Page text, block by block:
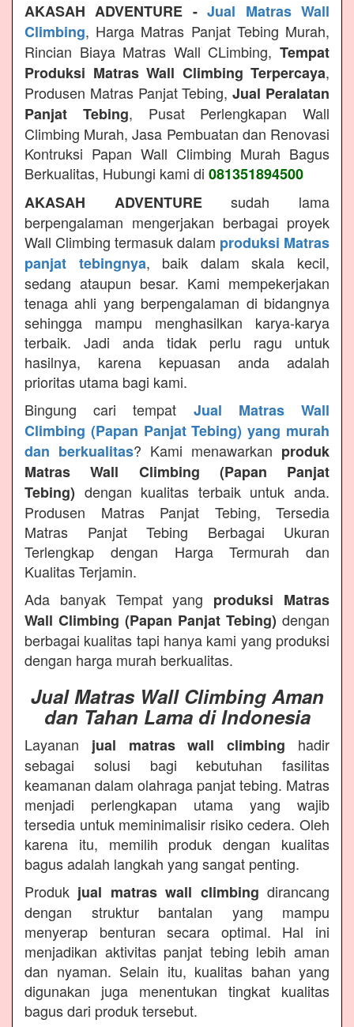
AKASAH ADVENTURE -Jual Matras Wall
Climbing, Harga Matras Panjat Tebing Murah,
Rincian Biaya Matras Wall CLimbing, Tempat
Produksi Matras Wall Climbing Terpercaya,
Produsen Matras Panjat Tebing,Jual Peralatan
Panjat Tebing, Pusat Perlengkapan Wall
Climbing Murah, Jasa Pembuatan dan Renovasi
Kontruksi Papan Wall Climbing Murah Bagus
Berkualitas, Hubungi kami di 081351894500
AKASAH ADVENTUREsudah lama
berpengalaman mengerjakan berbagai proyek
Wall Climbing termasuk dalam produksi Matras
panjat tebingnya, baik dalam skala kecil,
sedang ataupun besar. Kami mempekerjakan
tenaga ahli yang berpengalaman di bidangnya
sehingga mampu menghasilkan karya-karya
terbaik. Jadi anda tidak perlu ragu untuk
hasilnya, karena kepuasan anda adalah
prioritas utama bagi kami.
Bingung cari tempat Jual Matras Wall
Climbing (Papan Panjat Tebing) yang murah
dan berkualitas? Kami menawarkan produk
Matras Wall Climbing (Papan Panjat
Tebing) dengan kualitas terbaik untuk anda.
Produsen Matras Panjat Tebing, Tersedia
Matras Panjat Tebing Berbagai Ukuran
Terlengkap dengan Harga Termurah dan
Kualitas Terjamin.
Ada banyak Tempat yang produksi Matras
Wall Climbing (Papan Panjat Tebing) dengan
berbagai kualitas tapi hanya kami yang produksi
dengan harga murah berkualitas.
Jual Matras Wall Climbing Aman
dan Tahan Lama di Indonesia
Layanan jual matras wall climbing hadir
sebagai solusi bagi kebutuhan fasilitas
keamanan dalam olahraga panjat tebing. Matras
menjadi perlengkapan utama yang wajib
tersedia untuk meminimalisir risiko cedera. Oleh
karena itu, memilih produk dengan kualitas
bagus adalah langkah yang sangat penting.
Produk jual matras wall climbing dirancang
dengan struktur bantalan yang mampu
menyerap benturan secara optimal. Hal ini
menjadikan aktivitas panjat tebing lebih aman
dan nyaman. Selain itu, kualitas bahan yang
digunakan juga menentukan tingkat kualitas
bagus dari produk tersebut.